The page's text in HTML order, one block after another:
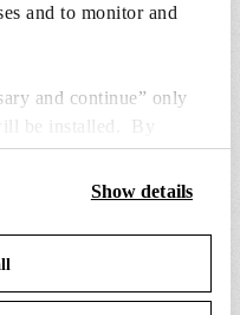
and to monitor and
and continue” only
be installed. By
to the use of all the
you can accept
your options anytime.
Policy
Show details
Alle anzeigen (8)